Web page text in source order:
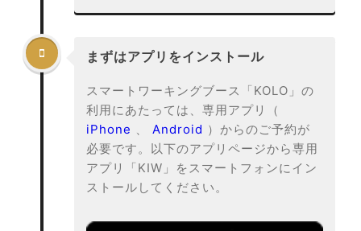
 まずはアプリをインストール
スマートワーキングブース「KOLO」の
利用にあたっては、専用アプリ（
iPhone 、Android ）からのご予約が
必要です。以下のアプリページから専用
アプリ「KIW」をスマートフォンにイン
ストールしてください。